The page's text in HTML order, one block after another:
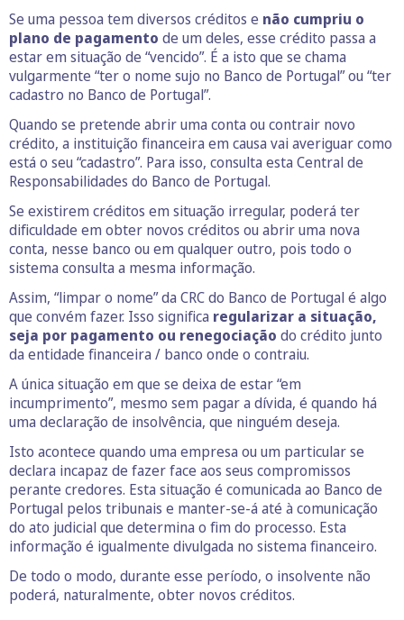
Se uma pessoa tem diversos créditos e não cumpriu o
plano de pagamento de um deles, esse crédito passa a
estar em situação de “vencido”. É a isto que se chama
vulgarmente “ter o nome sujo no Banco de Portugal” ou “ter
cadastro no Banco de Portugal”.
Quando se pretende abrir uma conta ou contrair novo
crédito, a instituição financeira em causa vai averiguar como
está o seu “cadastro”. Para isso, consulta esta Central de
Responsabilidades do Banco de Portugal.
Se existirem créditos em situação irregular, poderá ter
dificuldade em obter novos créditos ou abrir uma nova
conta, nesse banco ou em qualquer outro, pois todo o
sistema consulta a mesma informação.
Assim, “limpar o nome” da CRC do Banco de Portugal é algo
que convém fazer. Isso significa regularizar a situação,
seja por pagamento ou renegociação do crédito junto
da entidade financeira / banco onde o contraiu.
A única situação em que se deixa de estar “em
incumprimento”, mesmo sem pagar a dívida, é quando há
uma declaração de insolvência, que ninguém deseja.
Isto acontece quando uma empresa ou um particular se
declara incapaz de fazer face aos seus compromissos
perante credores. Esta situação é comunicada ao Banco de
Portugal pelos tribunais e manter-se-á até à comunicação
do ato judicial que determina o fim do processo. Esta
informação é igualmente divulgada no sistema financeiro.
De todo o modo, durante esse período, o insolvente não
poderá, naturalmente, obter novos créditos.